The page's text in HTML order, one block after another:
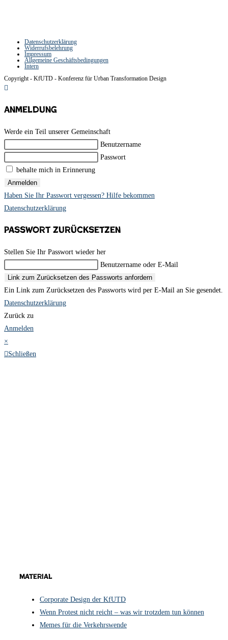
Datenschutzerklärung
Widerrufsbelehrung
Impressum
Allgemeine Geschäftsbedingungen
Intern
Copyright - KfUTD - Konferenz für Urban Transformation Design
Anmeldung
Werde ein Teil unserer Gemeinschaft
Benutzername
Passwort
behalte mich in Erinnerung
Anmelden
Haben Sie Ihr Passwort vergessen? Hilfe bekommen
Datenschutzerklärung
Passwort zurücksetzen
Stellen Sie Ihr Passwort wieder her
Benutzername oder E-Mail
Link zum Zurücksetzen des Passworts anfordern
Ein Link zum Zurücksetzen des Passworts wird per E-Mail an Sie gesendet.
Datenschutzerklärung
Zurück zu
Anmelden
×
Schließen
Material
Corporate Design der KfUTD
Wenn Protest nicht reicht – was wir trotzdem tun können
Memes für die Verkehrswende